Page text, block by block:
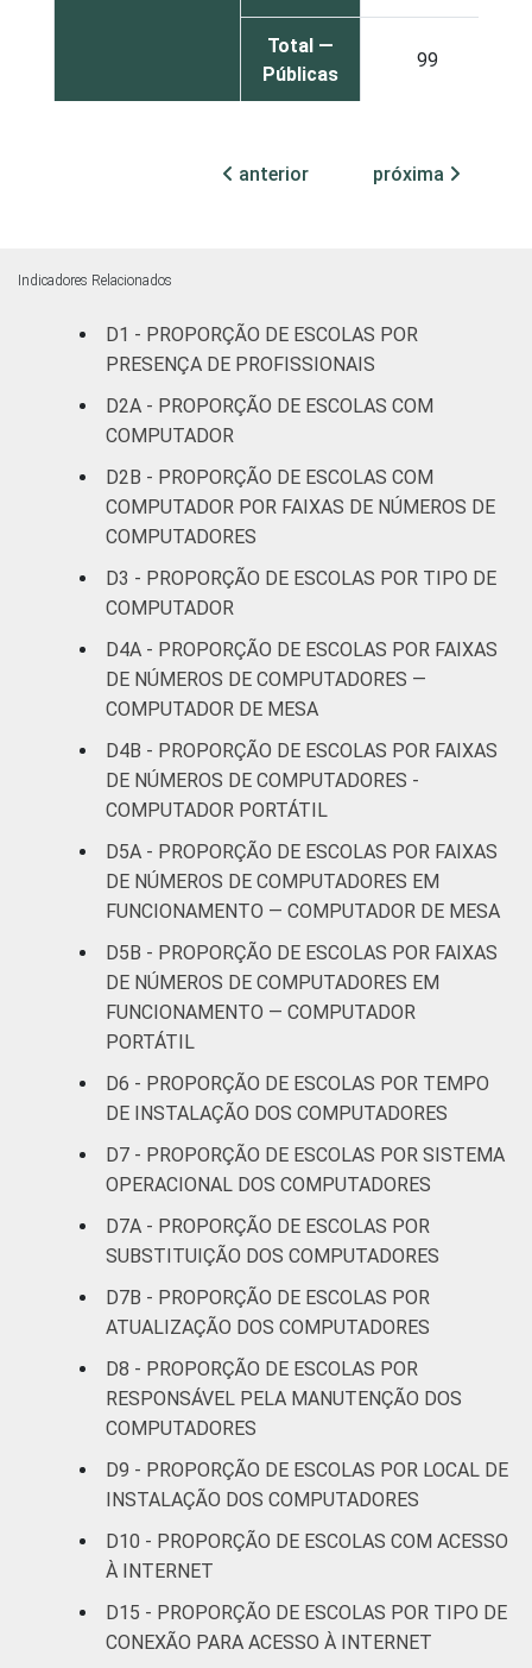
Total —
Públicas
99
Fonte: NIC.br - set 2013 / dez 2013
anterior próxima
Indicadores Relacionados
D1 - PROPORÇÃO DE ESCOLAS POR
PRESENÇA DE PROFISSIONAIS
D2A - PROPORÇÃO DE ESCOLAS COM
COMPUTADOR
D2B - PROPORÇÃO DE ESCOLAS COM
COMPUTADOR POR FAIXAS DE NÚMEROS DE
COMPUTADORES
D3 - PROPORÇÃO DE ESCOLAS POR TIPO DE
COMPUTADOR
D4A - PROPORÇÃO DE ESCOLAS POR FAIXAS
DE NÚMEROS DE COMPUTADORES —
COMPUTADOR DE MESA
D4B - PROPORÇÃO DE ESCOLAS POR FAIXAS
DE NÚMEROS DE COMPUTADORES -
COMPUTADOR PORTÁTIL
D5A - PROPORÇÃO DE ESCOLAS POR FAIXAS
DE NÚMEROS DE COMPUTADORES EM
FUNCIONAMENTO — COMPUTADOR DE MESA
D5B - PROPORÇÃO DE ESCOLAS POR FAIXAS
DE NÚMEROS DE COMPUTADORES EM
FUNCIONAMENTO — COMPUTADOR
PORTÁTIL
D6 - PROPORÇÃO DE ESCOLAS POR TEMPO
DE INSTALAÇÃO DOS COMPUTADORES
D7 - PROPORÇÃO DE ESCOLAS POR SISTEMA
OPERACIONAL DOS COMPUTADORES
D7A - PROPORÇÃO DE ESCOLAS POR
SUBSTITUIÇÃO DOS COMPUTADORES
D7B - PROPORÇÃO DE ESCOLAS POR
ATUALIZAÇÃO DOS COMPUTADORES
D8 - PROPORÇÃO DE ESCOLAS POR
RESPONSÁVEL PELA MANUTENÇÃO DOS
COMPUTADORES
D9 - PROPORÇÃO DE ESCOLAS POR LOCAL DE
INSTALAÇÃO DOS COMPUTADORES
D10 - PROPORÇÃO DE ESCOLAS COM ACESSO
À INTERNET
D15 - PROPORÇÃO DE ESCOLAS POR TIPO DE
CONEXÃO PARA ACESSO À INTERNET